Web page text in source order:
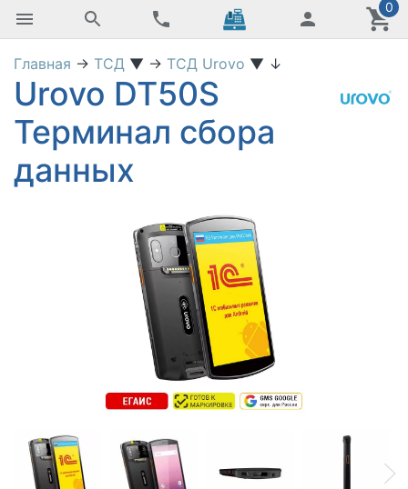
0
Главная → ТСД ▼ → ТСД Urovo ▼ ↓
Urovo DT50S
Терминал сбора
данных